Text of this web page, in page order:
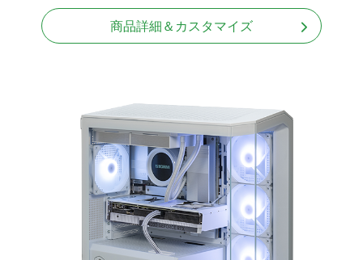
Windows11 Home 64bit
商品詳細＆カスタマイズ